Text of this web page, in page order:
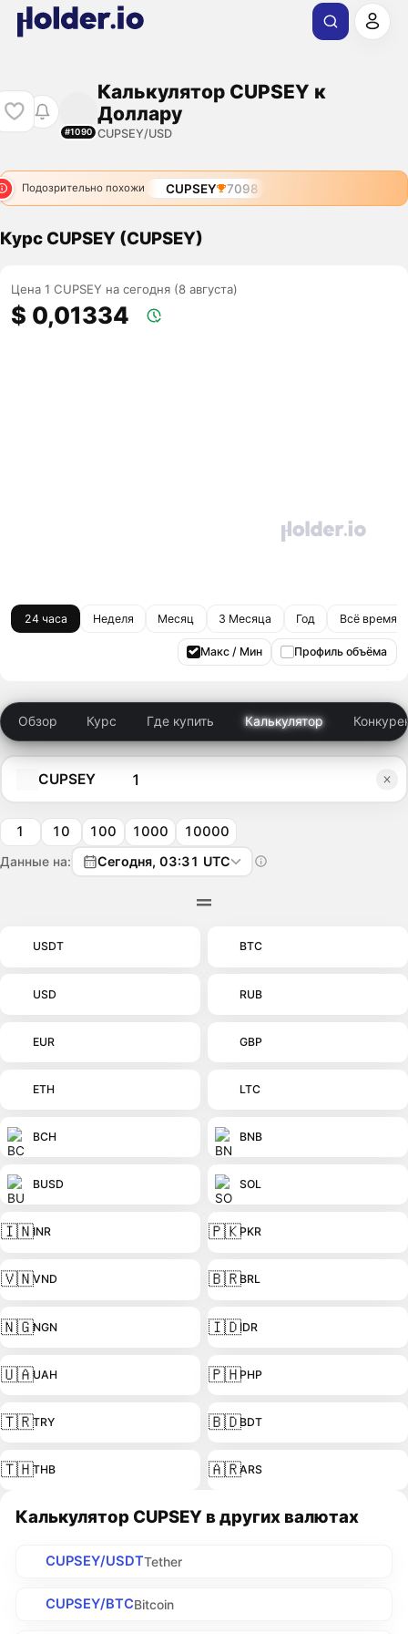
#1090
Калькулятор CUPSEY к
Доллару
CUPSEY/USD
Подозрительно похожи CUPSEY 7098
Курс CUPSEY (CUPSEY)
Цена 1 CUPSEY на сегодня (8 августа)
$ 0,01334
24 часа Неделя Месяц 3 Месяца Год Всё время
Макс / Мин Профиль объёма
Обзор Курс Где купить Калькулятор
CUPSEY
1 10 100 1000 10000
Данные на: Сегодня, 03:31 UTC
USDT BTC
USD RUB
EUR GBP
ETH LTC
BCH BNB
BUSD SOL
🇮🇳INR 🇵🇰PKR
🇻🇳VND 🇧🇷BRL
🇳🇬NGN 🇮🇩IDR
🇺🇦UAH 🇵🇭PHP
🇹🇷TRY 🇧🇩BDT
🇹🇭THB 🇦🇷ARS
Калькулятор CUPSEY в других валютах
CUPSEY/USDTTether
CUPSEY/BTCBitcoin